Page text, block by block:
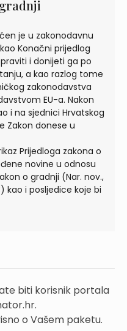
je u zakonodavnu
Konačni prijedlog
i donijeti ga po
a kao razlog tome
zakonodavstva
EU-a. Nakon
i na sjednici Hrvatskog
Zakon donese u
Prijedloga zakona o
novine u odnosu
o gradnji (Nar. nov.,
kao i posljedice koje bi
biti korisnik portala
o Vašem paketu.